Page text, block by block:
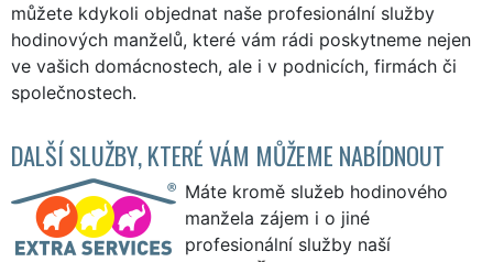
můžete kdykoli objednat naše profesionální služby
hodinových manželů, které vám rádi poskytneme nejen
ve vašich domácnostech, ale i v podnicích, firmách či
společnostech.
DALŠÍ SLUŽBY, KTERÉ VÁM MŮŽEME NABÍDNOUT
Máte kromě služeb hodinového
manžela zájem i o jiné
profesionální služby naší